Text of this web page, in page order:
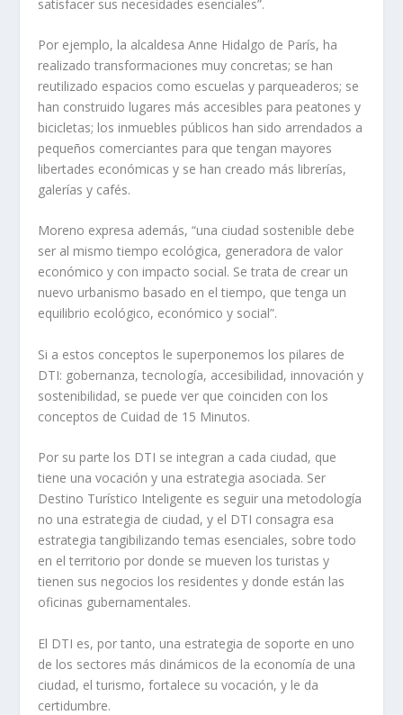
satisfacer sus necesidades esenciales”.
Por ejemplo, la alcaldesaAnne Hidalgo de París, ha
realizadotransformaciones muy concretas; se han
reutilizado espacios como escuelas y parqueaderos; se
han construido lugares más accesibles para peatones y
bicicletas; los inmuebles públicos han sido arrendados a
pequeños comerciantes para que tengan mayores
libertades económicas y se han creado más librerías,
galerías y cafés.
Moreno expresa además, “una ciudad sostenible debe
ser al mismo tiempo ecológica, generadora de valor
económico y con impacto social. Se trata de crear un
nuevo urbanismo basado en el tiempo, que tenga un
equilibrio ecológico, económico y social”.
Si a estos conceptos le superponemos los pilares de
DTI: gobernanza, tecnología, accesibilidad, innovación y
sostenibilidad, se puede ver que coinciden con los
conceptos de Cuidad de 15 Minutos.
Por su parte los DTI se integran a cada ciudad, que
tiene una vocación y una estrategia asociada. Ser
Destino Turístico Inteligente es seguir una metodología
no una estrategia de ciudad, y el DTI consagra esa
estrategia tangibilizando temas esenciales, sobre todo
en el territorio por donde se mueven los turistas y
tienen sus negocios los residentes y donde están las
oficinas gubernamentales.
El DTI es, por tanto, una estrategia de soporte en uno
de los sectores más dinámicos de la economía de una
ciudad, el turismo, fortalece su vocación,y le da
certidumbre.